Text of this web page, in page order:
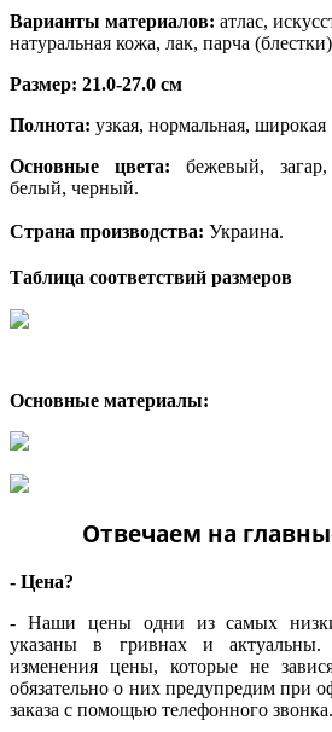
Варианты материалов: атлас,
натуральная кожа, лак, парча (блестки)
Размер: 21.0-27.0 см
Полнота: узкая, нормальная, широкая
Основные цвета: бежевый,
белый, черный.
Страна производства: Украина.
Таблица соответствий размеров
Основные материалы:
Отвечаем на
- Цена?
- Наши цены одни из самых
указаны в гривнах и
изменения цены, которые не
обязательно о них предупредим при
заказа с помощью телефонного звонка.